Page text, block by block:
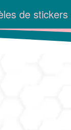
de stickers